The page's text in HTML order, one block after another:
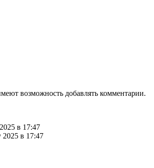
возможность добавлять комментарии.
в 17:47
2025 в 17:47